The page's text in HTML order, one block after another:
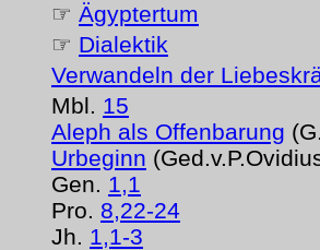
☞ Ägyptertum
☞ Dialektik
Verwandeln der
Mbl. 15
Aleph als Offenbarung
Urbeginn
Gen. 1,1
Pro. 8,22-24
Jh. 1,1-3